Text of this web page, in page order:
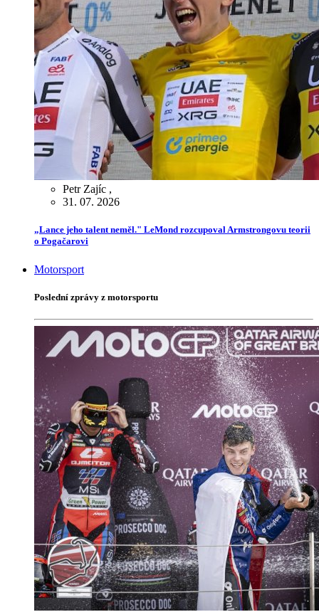
Petr Zajíc ,
31. 07. 2026
„Lance jeho talent neměl." LeMond rozcupoval Armstrongovu teorii
o Pogačarovi
Motorsport
Poslední zprávy z motorsportu